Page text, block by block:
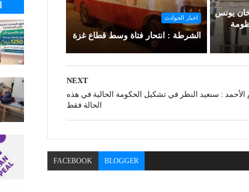
خان يونس
اخبار الحوادث
الشرطة : انتحار فتاة وسط قطاع غزة
NEXT
الأحمد : سنعيد النظر في تشكيل الحكومة الحالية في هذه
الحالة فقط
BLOGGER
FACEBOOK